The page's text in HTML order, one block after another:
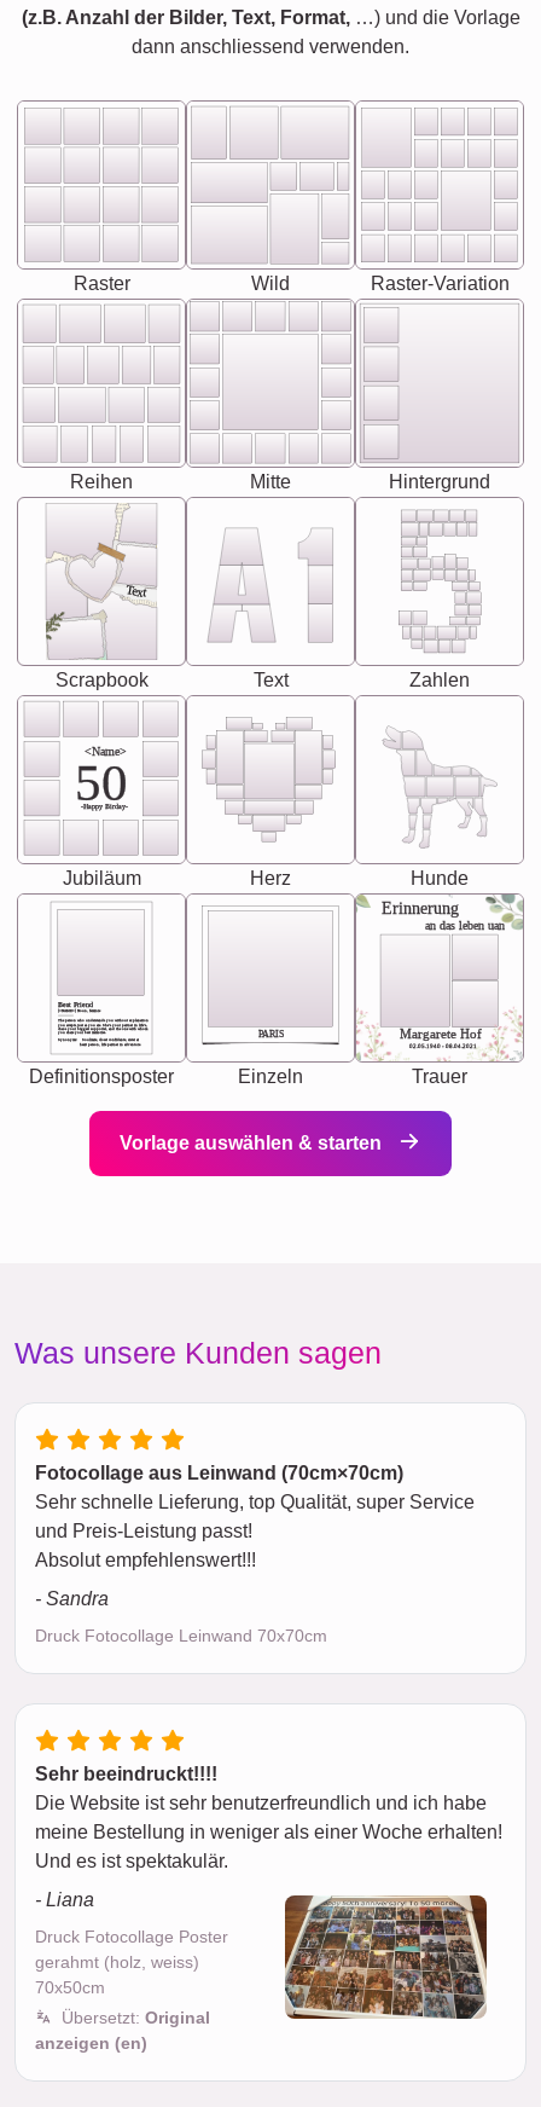
(z.B. Anzahl der Bilder, Text, Format,…) und die Vorlage
dann anschliessend verwenden.
Raster Wild Raster-Variation
Reihen Mitte Hintergrund
Text
Scrapbook Text Zahlen
<Name>
50
-Happy Birday-
Jubiläum Herz Hunde
Best Friend
[<NAME>] Noun, feminie
Synonyms: Soulmate, closet confidante, sister at
heart person, life partner in adventure.
The person who understands you without explanation
you accepts just as you are. She's your partner in life's,
chaos your biggest supporter, and the one with whom
you share your best memories.
Definitionsposter
PARIS
Einzeln
Erinnerung
an das leben uan
Margarete Hof
02.05.1940 - 08.04.2021
Trauer
Vorlage auswählen & starten
Was unsere Kunden sagen
Fotocollage aus Leinwand (70cm×70cm)
Sehr schnelle Lieferung, top Qualität, super Service
und Preis-Leistung passt!
Absolut empfehlenswert!!!
- Sandra
Druck Fotocollage Leinwand 70x70cm
Sehr beeindruckt!!!!
Die Website ist sehr benutzerfreundlich und ich habe
meine Bestellung in weniger als einer Woche erhalten!
Und es ist spektakulär.
- Liana
Druck Fotocollage Poster
gerahmt (holz, weiss)
70x50cm
Übersetzt: Original
anzeigen (en)